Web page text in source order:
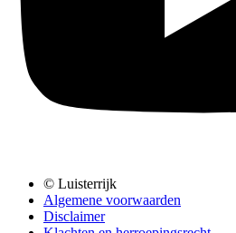
© Luisterrijk
Algemene voorwaarden
Disclaimer